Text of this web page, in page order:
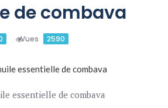
de combava
Vues 2590
essentielle de combava